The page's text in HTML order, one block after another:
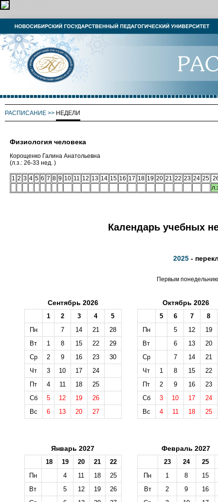
РАСПИСАНИЕ >> НЕДЕЛИ
Физиология человека
Корощенко Галина Анатольевна
(л.з.: 26-33 нед. )
1 2 3 4 5 6 7 8 9 10 11 12 13 14 15 16 17 18 19 20 21 22 23 24 25
Календарь учебных
2025 -
Первым
Сентябрь 2026
1 2 3 4
5
Пн
7 14 21
28
Вт
1 8 15 22
29
Ср
2 9 16 23
30
Чт
3 10 17
24
Пт
4 11 18
25
Сб
5 12 19
26
Вс
6 13 20 27
Октябрь 2026
5 6 7
8
Пн
5 12
19
Вт
6 13
20
Ср
7 14
21
Чт
1 8 15
22
Пт
2 9 16
23
Сб
3 10 17
24
Вс
4 11 18 25
Январь 2027
18 19 20 21
22
Пн
4 11 18
25
Вт
5 12 19
26
Февраль 2027
23 24
25
Пн
1 8
15
Вт
2 9
16